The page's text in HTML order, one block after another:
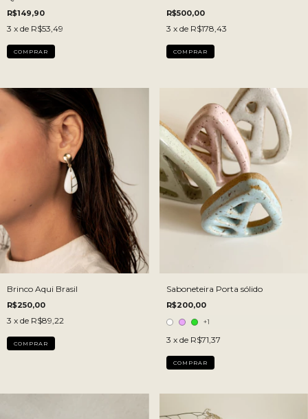
R$149,90
3 x de R$53,49
COMPRAR
R$500,00
3 x de R$178,43
Brinco Aqui Brasil
R$250,00
3 x de R$89,22
COMPRAR
Saboneteira Porta sólido
R$200,00
+1
3 x de R$71,37
COMPRAR